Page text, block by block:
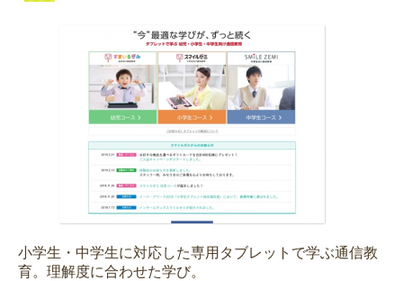
小学生・中学生に対応した専用タブレットで学ぶ通信教
育。理解度に合わせた学び。